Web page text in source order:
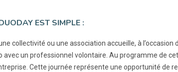
EST SIMPLE :
collectivité ou une association accueille, à
avec un professionnel volontaire. Au programme de
Cette journée représente une opportunité de